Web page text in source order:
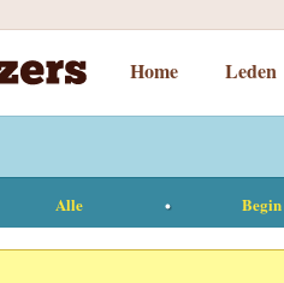
Home Leden
Alle Begin